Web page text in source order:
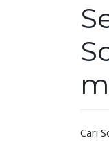
Cari